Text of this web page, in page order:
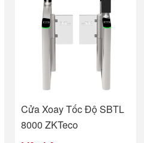
Cửa Xoay Tốc Độ SBTL
8000 ZKTeco